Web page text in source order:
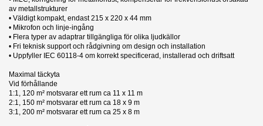
av metallstrukturer
• Väldigt kompakt, endast 215 x 220 x 44 mm
• Mikrofon och linje-ingång
• Flera typer av adaptrar tillgängliga för olika ljudkällor
• Fri teknisk support och rådgivning om design och installation
• Uppfyller IEC 60118-4 om korrekt specificerad, installerad och driftsatt
Maximal täckyta
Vid förhållande
1:1, 120 m² motsvarar ett rum ca 11 x 11 m
2:1, 150 m² motsvarar ett rum ca 18 x 9 m
3:1, 200 m² motsvarar ett rum ca 25 x 8 m